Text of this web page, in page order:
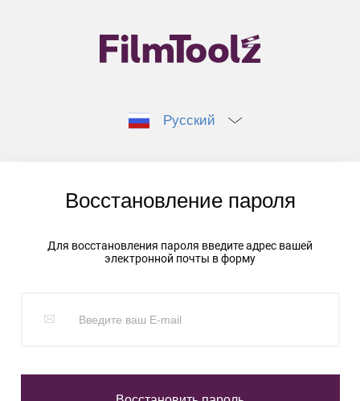
Русский
Восстановление пароля
Для восстановления пароля введите адрес вашей
электронной почты в форму